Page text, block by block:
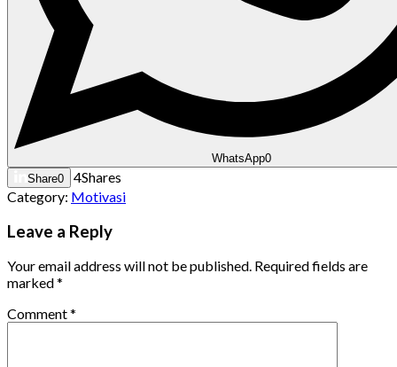
WhatsApp0
Share0 4Shares
Category: Motivasi
Leave a Reply
Your email address will not be published. Required fields are
marked*
Comment*